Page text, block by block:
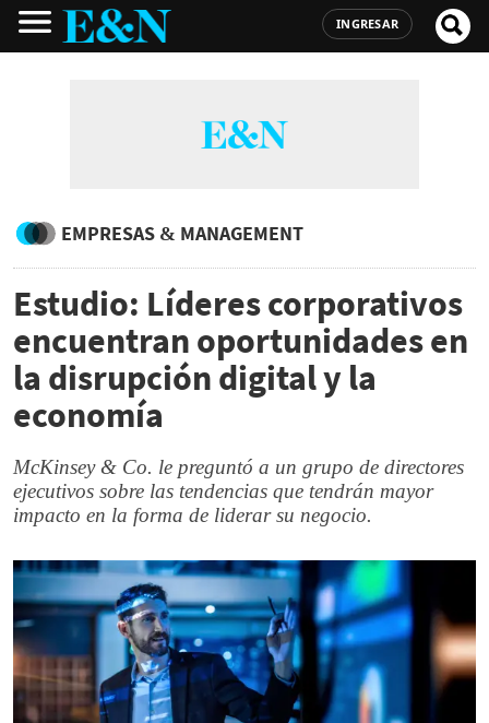
INGRESAR
EMPRESAS & MANAGEMENT
Estudio: Líderes corporativos
encuentran oportunidades en
la disrupción digital y la
economía
McKinsey & Co. le preguntó a un grupo de directores
ejecutivos sobre las tendencias que tendrán mayor
impacto en la forma de liderar su negocio.